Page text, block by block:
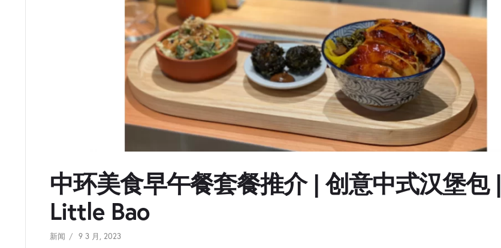
中环美食早午餐套餐推介 | 创意中式汉堡包 |
Little Bao
新闻 9 3 月, 2023